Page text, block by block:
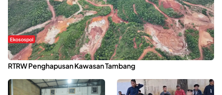
Ekosospol
Kabaena Menanti Kepastian Pemulihan Lingkungan Usai Revisi
RTRW Penghapusan Kawasan Tambang